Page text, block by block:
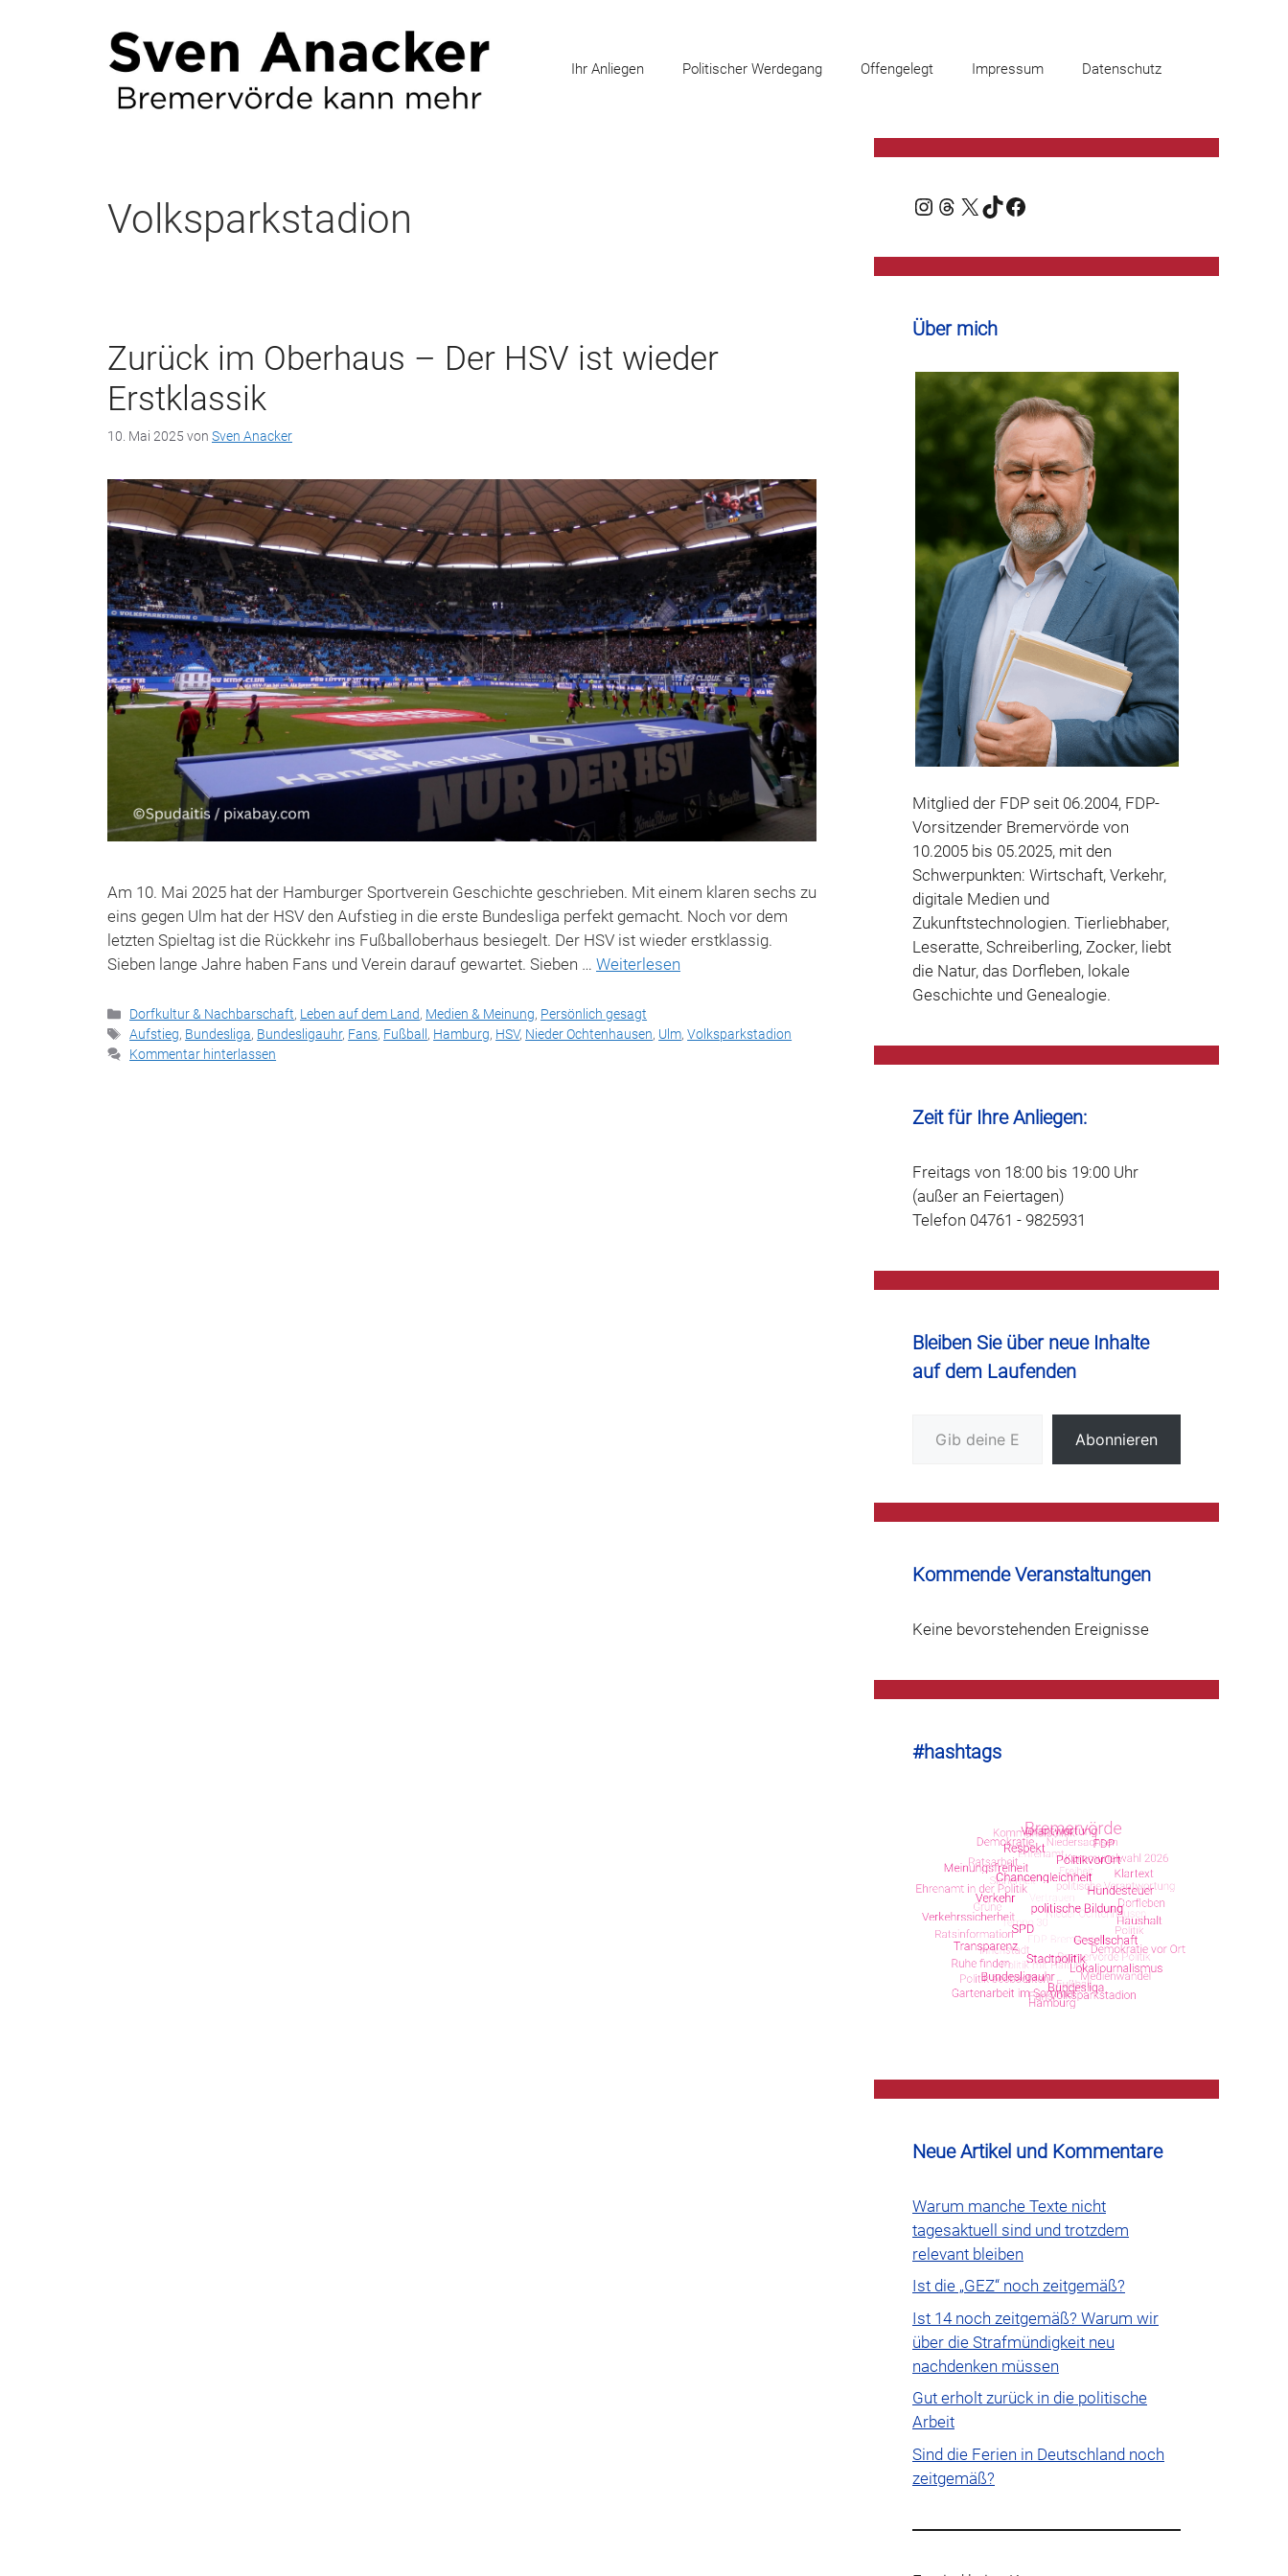
Ihr Anliegen Politischer Werdegang Offengelegt Impressum Datenschutz
Volksparkstadion
Zurück im Oberhaus – Der HSV ist wieder
Erstklassik
10. Mai 2025 von Sven Anacker
Am 10. Mai 2025 hat der Hamburger Sportverein Geschichte geschrieben. Mit einem klaren sechs zu
eins gegen Ulm hat der HSV den Aufstieg in die erste Bundesliga perfekt gemacht. Noch vor dem
letzten Spieltag ist die Rückkehr ins Fußballoberhaus besiegelt. Der HSV ist wieder erstklassig.
Sieben lange Jahre haben Fans und Verein darauf gewartet. Sieben … Weiterlesen
Kategorien
Dorfkultur & Nachbarschaft, Leben auf dem Land, Medien & Meinung, Persönlich gesagt
Schlagwörter
Aufstieg, Bundesliga, Bundesligauhr, Fans, Fußball , Hamburg, HSV, Nieder Ochtenhausen, Ulm,Volksparkstadion
Kommentar hinterlassen
Instagram
Threads
X TikTokFacebook
Über mich
Mitglied der FDP seit 06.2004, FDP-
Vorsitzender Bremervörde von
10.2005 bis 05.2025, mit den
Schwerpunkten: Wirtschaft, Verkehr,
digitale Medien und
Zukunftstechnologien. Tierliebhaber,
Leseratte, Schreiberling, Zocker, liebt
die Natur, das Dorfleben, lokale
Geschichte und Genealogie.
Zeit für Ihre Anliegen:
Freitags von 18:00 bis 19:00 Uhr
(außer an Feiertagen)
Telefon 04761 - 9825931
Bleiben Sie über neue Inhalte
auf dem Laufenden
Abonnieren
Kommende Veranstaltungen
Keine bevorstehenden Ereignisse
#hashtags
Neue Artikel und Kommentare
Warum manche Texte nicht
tagesaktuell sind und trotzdem
relevant bleiben
Ist die „GEZ“ noch zeitgemäß?
Ist 14 noch zeitgemäß? Warum wir
über die Strafmündigkeit neu
nachdenken müssen
Gut erholt zurück in die politische
Arbeit
Sind die Ferien in Deutschland noch
zeitgemäß?